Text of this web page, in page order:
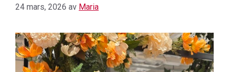
24 mars, 2026 av Maria